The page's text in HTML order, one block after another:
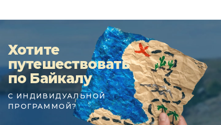
Хотите
путешествовать
по Байкалу
С ИНДИВИДУАЛЬНОЙ
ПРОГРАММОЙ?